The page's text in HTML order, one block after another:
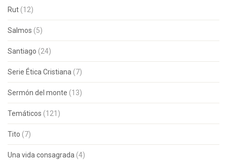
Rut (12)
Salmos (5)
Santiago (24)
Serie Ética Cristiana (7)
Sermón del monte (13)
Temáticos (121)
Tito (7)
Una vida consagrada (4)